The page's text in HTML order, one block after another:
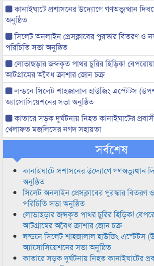
কানাইঘাটে প্রশাসনের উদ্যোগে গণঅভ্যুত্থান
অনুষ্ঠিত
সিলেট অনলাইন প্রেসক্লাবের পুরস্কার বিতরণ ও
পরিচিতি সভা অনুষ্ঠিত
লোভাছড়ার জব্দকৃত পাথর চুরির হিড়িক!
আটগ্রামের অবৈধ ক্রাশার জোন চক্র
লন্ডনে সিলেট শাহজালাল হাউজিং এস্টেটস
অ্যাসোসিয়েশনের সভা অনুষ্ঠিত
কাতারে সড়ক দুর্ঘটনায় নিহত কানাইঘাটের
খেলাফত মজলিসের নগদ সহায়তা
সর্বশেষ
কানাইঘাটে প্রশাসনের উদ্যোগে
অনুষ্ঠিত
সিলেট অনলাইন প্রেসক্লাবের পুরস্কার
পরিচিতি সভা অনুষ্ঠিত
লোভাছড়ার জব্দকৃত পাথর চুরির হিড়িক!
আটগ্রামের অবৈধ ক্রাশার জোন চক্র
লন্ডনে সিলেট শাহজালাল হাউজিং এস্টেটস
অ্যাসোসিয়েশনের সভা অনুষ্ঠিত
কাতারে সড়ক দুর্ঘটনায় নিহত কানাইঘাটের